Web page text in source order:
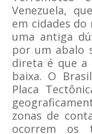
Venezuela,
em cidades
uma antiga
por um abalo
direta é que a
baixa. O
Placa
zonas de
ocorrem os